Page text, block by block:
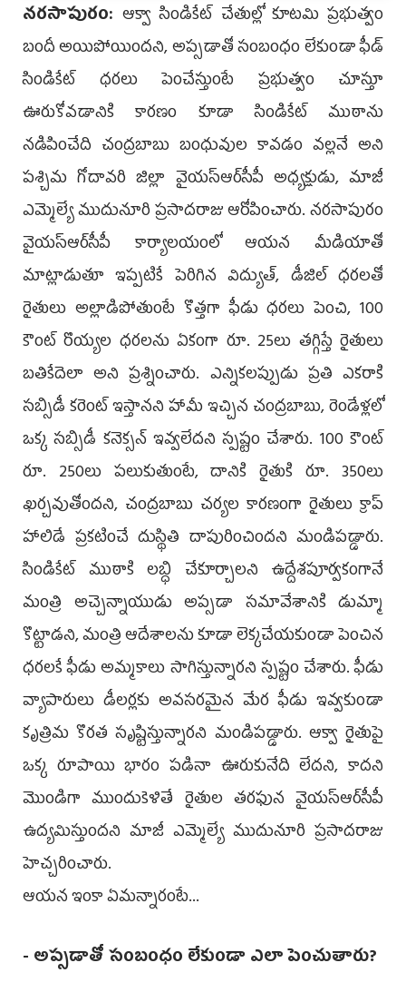
న‌ర‌సాపురం:ఆక్వా సిండికేట్ చేతుల్లో కూట‌మి ప్ర‌భుత్వం
బందీ అయిపోయింద‌ని, అప్స‌డాతో సంబంధం లేకుండా ఫీడ్
సిండికేట్ ధ‌ర‌లు పెంచేస్తుంటే ప్ర‌భుత్వం చూస్తూ
ఊరుకోవ‌డానికి కార‌ణం కూడా సిండికేట్ ముఠాను
నడిపించేది చంద్ర‌బాబు బంధువుల కావ‌డం వ‌ల్ల‌నే అని
ప‌శ్చిమ గోదావ‌రి జిల్లా వైయ‌స్ఆర్‌సీపీ అధ్య‌క్షుడు, మాజీ
ఎమ్మెల్యే ముదునూరి ప్ర‌సాద‌రాజు ఆరోపించారు. న‌ర‌సాపురం
వైయ‌స్ఆర్‌సీపీ కార్యాల‌యంలో ఆయ‌న మీడియాతో
మాట్లాడుతూ ఇప్ప‌టికే పెరిగిన విద్యుత్‌, డీజిల్ ధ‌ర‌ల‌తో
రైతులు అల్లాడిపోతుంటే కొత్త‌గా ఫీడు ధ‌ర‌లు పెంచి, 100
కౌంట్ రొయ్య‌ల ధ‌ర‌ల‌ను ఏకంగా రూ. 25లు త‌గ్గిస్తే రైతులు
బ‌తికేదెలా అని ప్ర‌శ్నించారు. ఎన్నిక‌ల‌ప్పుడు ప్ర‌తి ఎక‌రాకి
స‌బ్సిడీ క‌రెంట్ ఇస్తాన‌ని హామీ ఇచ్చిన చంద్ర‌బాబు, రెండేళ్ల‌లో
ఒక్క సబ్సిడీ క‌నెక్స‌న్ ఇవ్వ‌లేద‌ని స్ప‌ష్టం చేశారు. 100 కౌంట్
రూ. 250లు ప‌లుకుతుంటే, దానికి రైతుకి రూ. 350లు
ఖ‌ర్చ‌వుతోంద‌ని, చంద్ర‌బాబు చ‌ర్య‌ల కార‌ణంగా రైతులు క్రాప్
హాలిడే ప్ర‌క‌టించే దుస్థితి దాపురించింద‌ని మండిప‌డ్డారు.
సిండికేట్ ముఠాకి ల‌బ్ధి చేకూర్చాల‌ని ఉద్దేశ‌పూర్వ‌కంగానే
మంత్రి అచ్చెన్నాయుడు అప్సడా స‌మావేశానికి డుమ్మా
కొట్టాడ‌ని, మంత్రి ఆదేశాల‌ను కూడా లెక్క‌చేయ‌కుండా పెంచిన
ధ‌ర‌ల‌కే ఫీడు అమ్మ‌కాలు సాగిస్తున్నార‌ని స్ప‌ష్టం చేశారు. ఫీడు
వ్యాపారులు డీల‌ర్ల‌కు అవ‌స‌ర‌మైన మేర ఫీడు ఇవ్వ‌కుండా
కృత్రిమ కొర‌త సృష్టిస్తున్నార‌ని మండిప‌డ్డారు. ఆక్వా రైతుపై
ఒక్క రూపాయి భారం ప‌డినా ఊరుకునేది లేదని, కాద‌ని
మొండిగా ముందుకెళితే రైతుల త‌ర‌ఫున వైయ‌స్ఆర్‌సీపీ
ఉద్య‌మిస్తుందని మాజీ ఎమ్మెల్యే ముదునూరి ప్ర‌సాద‌రాజు
హెచ్చ‌రించారు.
ఆయ‌న ఇంకా ఏమ‌న్నారంటే...
- అప్స‌డాతో సంబంధం లేకుండా ఎలా పెంచుతారు?